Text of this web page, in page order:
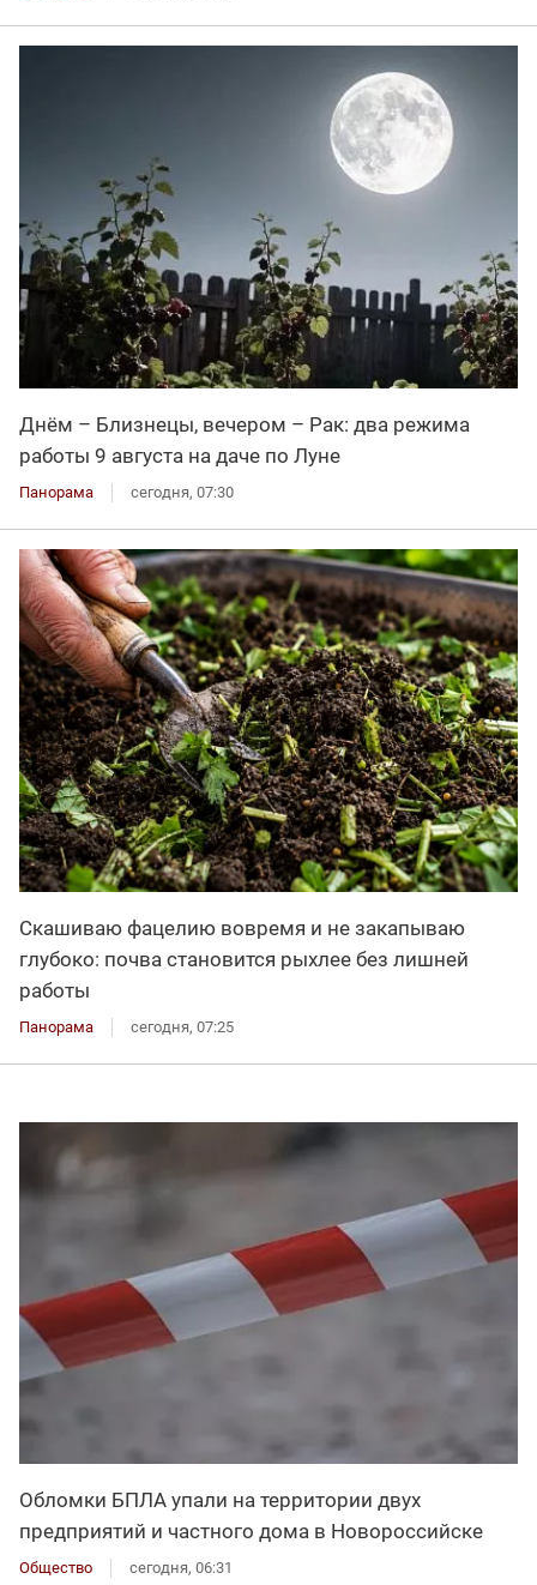
Днём – Близнецы, вечером – Рак: два режима
работы 9 августа на даче по Луне
Панорама сегодня, 07:30
Скашиваю фацелию вовремя и не закапываю
глубоко: почва становится рыхлее без лишней
работы
Панорама сегодня, 07:25
Обломки БПЛА упали на территории двух
предприятий и частного дома в Новороссийске
Общество сегодня, 06:31